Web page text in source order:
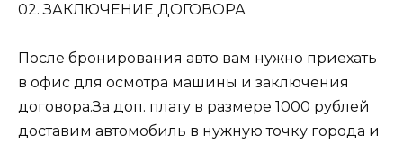
02. ЗАКЛЮЧЕНИЕ ДОГОВОРА
После бронирования авто вам нужно приехать
в офис для осмотра машины и заключения
договора.За доп. плату в размере 1000 рублей
доставим автомобиль в нужную точку города и